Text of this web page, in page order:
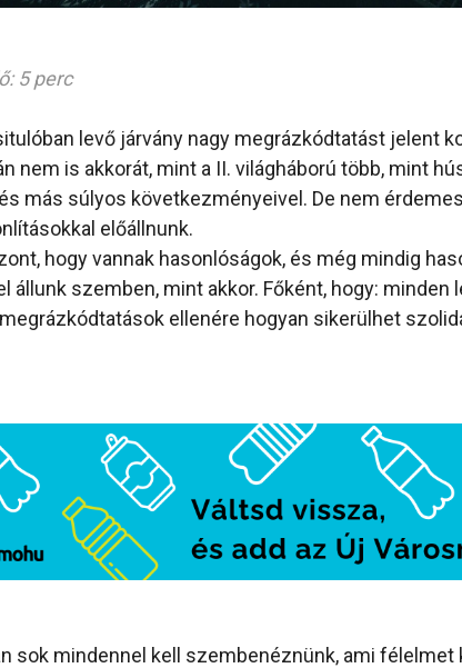
5 perc
levő járvány nagy megrázkódtatást jelent
nem is akkorát, mint a II. világháború több, mint
más súlyos következményeivel. De nem
előállnunk.
hogy vannak hasonlóságok, és még mindig
állunk szemben, mint akkor. Főként, hogy: minden
ellenére hogyan sikerülhet
sok mindennel kell szembenéznünk, ami félelmet